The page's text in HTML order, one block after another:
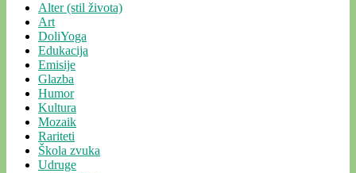
Alter (stil života)
Art
DoliYoga
Edukacija
Emisije
Glazba
Humor
Kultura
Mozaik
Rariteti
Škola zvuka
Udruge